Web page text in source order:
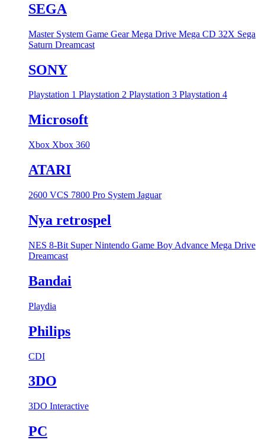
SEGA
Master System Game GearMega Drive Mega CD 32X Sega
Saturn Dreamcast
SONY
Playstation 1 Playstation 2 Playstation 3 Playstation 4
Microsoft
Xbox Xbox 360
ATARI
2600 VCS 7800 Pro System Jaguar
Nya retrospel
NES 8-Bit Super Nintendo Game Boy Advance Mega Drive
Dreamcast
Bandai
Playdia
Philips
CDI
3DO
3DO Interactive
PC